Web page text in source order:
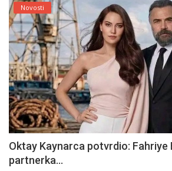
Novosti
Oktay Kaynarca potvrdio: Fahriye
partnerka...